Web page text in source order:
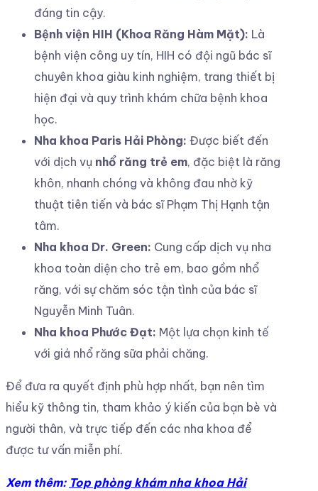
đáng tin cậy.
Bệnh viện HIH (Khoa Răng Hàm Mặt): Là
bệnh viện công uy tín, HIH có đội ngũ bác sĩ
chuyên khoa giàu kinh nghiệm, trang thiết bị
hiện đại và quy trình khám chữa bệnh khoa
học.
Nha khoa Paris Hải Phòng: Được biết đến
với dịch vụ nhổ răng trẻ em, đặc biệt là răng
khôn, nhanh chóng và không đau nhờ kỹ
thuật tiên tiến và bác sĩ Phạm Thị Hạnh tận
tâm.
Nha khoa Dr. Green: Cung cấp dịch vụ nha
khoa toàn diện cho trẻ em, bao gồm nhổ
răng, với sự chăm sóc tận tình của bác sĩ
Nguyễn Minh Tuân.
Nha khoa Phước Đạt: Một lựa chọn kinh tế
với giá nhổ răng sữa phải chăng.
Để đưa ra quyết định phù hợp nhất, bạn nên tìm
hiểu kỹ thông tin, tham khảo ý kiến của bạn bè và
người thân, và trực tiếp đến các nha khoa để
được tư vấn miễn phí.
Xem thêm: Top phòng khám nha khoa Hải